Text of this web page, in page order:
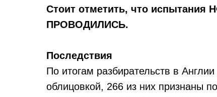
Стоит отметить, что испытания
ПРОВОДИЛИСЬ.
Последствия
По итогам разбирательств в
облицовкой, 266 из них признаны